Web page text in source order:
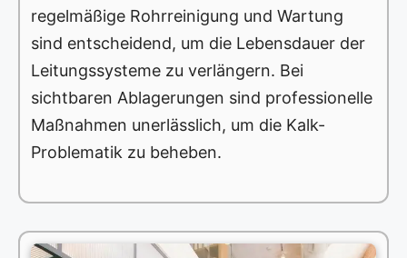
regelmäßige Rohrreinigung und Wartung
sind entscheidend, um die Lebensdauer der
Leitungssysteme zu verlängern. Bei
sichtbaren Ablagerungen sind professionelle
Maßnahmen unerlässlich, um die Kalk-
Problematik zu beheben.